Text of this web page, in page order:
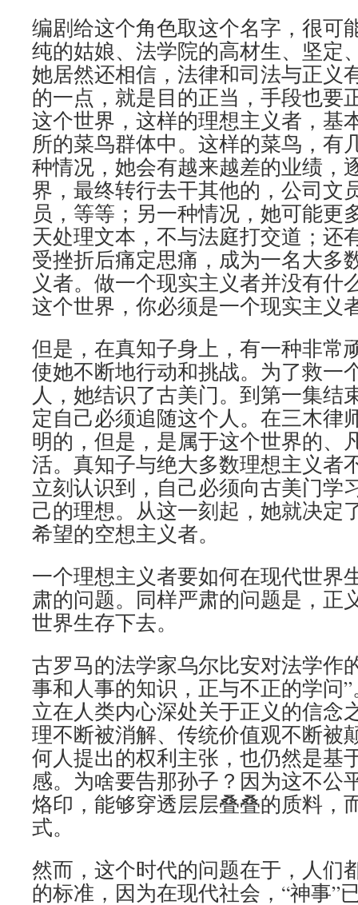
编剧给这个角色取这个名字，很可
纯的姑娘、法学院的高材生、坚定
她居然还相信，法律和司法与正义
的一点，就是目的正当，手段也要
这个世界，这样的理想主义者，基
所的菜鸟群体中。这样的菜鸟，有
种情况，她会有越来越差的业绩，
界，最终转行去干其他的，公司文
员，等等；另一种情况，她可能更
天处理文本，不与法庭打交道；还
受挫折后痛定思痛，成为一名大多
义者。做一个现实主义者并没有什
这个世界，你必须是一个现实主义
但是，在真知子身上，有一种非常
使她不断地行动和挑战。为了救一
人，她结识了古美门。到第一集结
定自己必须追随这个人。在三木律
明的，但是，是属于这个世界的、
活。真知子与绝大多数理想主义者
立刻认识到，自己必须向古美门学
己的理想。从这一刻起，她就决定
希望的空想主义者。
一个理想主义者要如何在现代世界
肃的问题。同样严肃的问题是，正
世界生存下去。
古罗马的法学家乌尔比安对法学作
事和人事的知识，正与不正的学问
立在人类内心深处关于正义的信念
理不断被消解、传统价值观不断被
何人提出的权利主张，也仍然是基
感。为啥要告那孙子？因为这不公
烙印，能够穿透层层叠叠的质料，
式。
然而，这个时代的问题在于，人们
的标准，因为在现代社会，“神事”